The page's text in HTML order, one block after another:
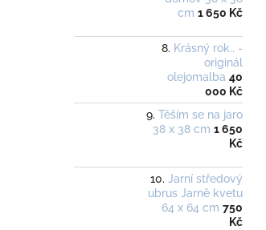
cm 1 650 Kč
Krásný rok.. -
originál
olejomalba 40
000 Kč
Těším se na jaro
38 x 38 cm 1 650
Kč
Jarní středový
ubrus Jarně kvetu
64 x 64 cm 750
Kč